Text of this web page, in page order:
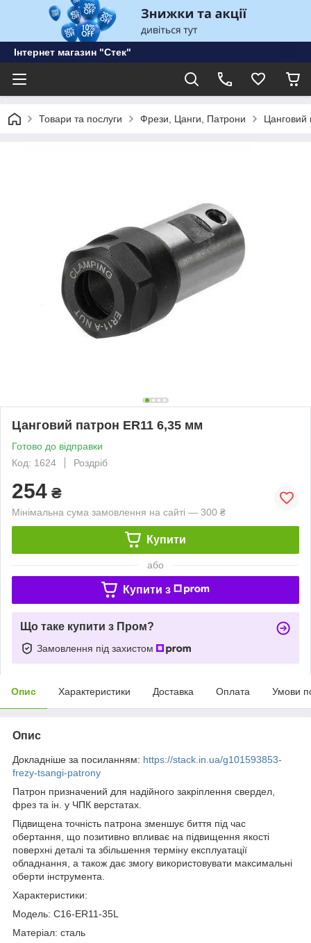
Інтернет магазин "Стек"
Товари та послуги Фрези, Цанги, Патрони Цанговий
Цанговий патрон ER11 6,35 мм
Готово до відправки
Код: 1624
Роздріб
254 ₴
Мінімальна сума замовлення на сайті — 300 ₴
Купити
або
Купити з
Що таке купити з Пром?
Замовлення під захистом
Опис Характеристики Доставка Оплата Умови
Опис
Докладніше за посиланням: https://stack.in.ua/g101593853-
frezy-tsangi-patrony
Патрон призначений для надійного закріплення свердел,
фрез та ін. у ЧПК верстатах.
Підвищена точність патрона зменшує биття під час
обертання, що позитивно впливає на підвищення якості
поверхні деталі та збільшення терміну експлуатації
обладнання, а також дає змогу використовувати максимальні
оберти інструмента.
Характеристики:
Модель: C16-ER11-35L
Матеріал: сталь